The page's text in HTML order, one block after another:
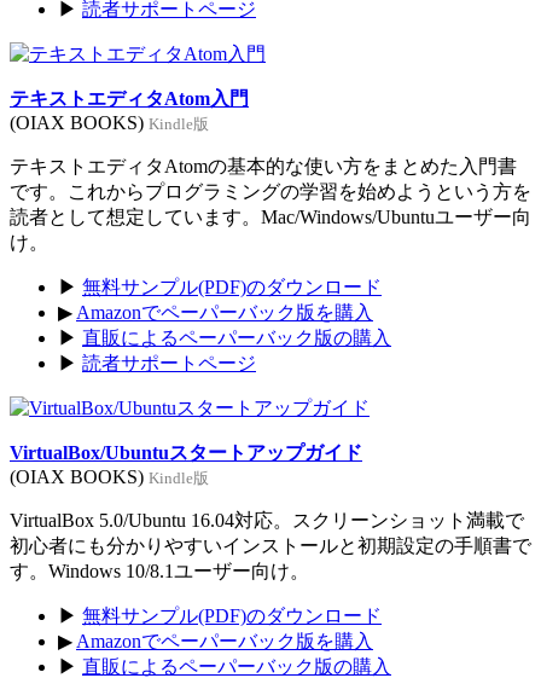
▶ 読者サポートページ
テキストエディタAtom入門
(OIAX BOOKS) Kindle版
テキストエディタAtomの基本的な使い方をまとめた入門書
です。これからプログラミングの学習を始めようという方を
読者として想定しています。Mac/Windows/Ubuntuユーザー向
け。
▶ 無料サンプル(PDF)のダウンロード
▶ Amazonでペーパーバック版を購入
▶ 直販によるペーパーバック版の購入
▶ 読者サポートページ
VirtualBox/Ubuntuスタートアップガイド
(OIAX BOOKS) Kindle版
VirtualBox 5.0/Ubuntu 16.04対応。スクリーンショット満載で
初心者にも分かりやすいインストールと初期設定の手順書で
す。Windows 10/8.1ユーザー向け。
▶ 無料サンプル(PDF)のダウンロード
▶ Amazonでペーパーバック版を購入
▶ 直販によるペーパーバック版の購入